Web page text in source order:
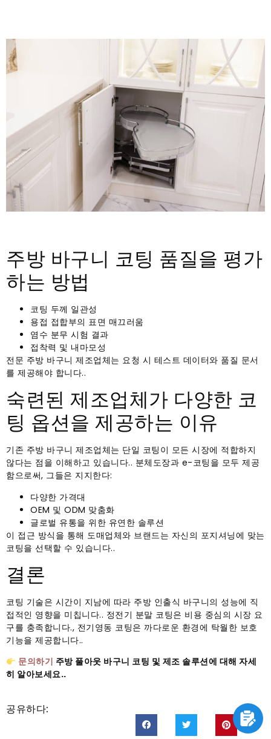
주방 바구니 코팅 품질을 평가
하는 방법
코팅 두께 일관성
용접 접합부의 표면 매끄러움
염수 분무 시험 결과
접착력 및 내마모성
전문 주방 바구니 제조업체는 요청 시 테스트 데이터와 품질 문서
를 ​​제공해야 합니다..
숙련된 제조업체가 다양한 코
팅 옵션을 제공하는 이유
기존 주방 바구니 제조업체는 단일 코팅이 모든 시장에 적합하지
않다는 점을 이해하고 있습니다.. 분체도장과 e-코팅을 모두 제공
함으로써, 그들은 지지한다:
다양한 가격대
OEM 및 ODM 맞춤화
글로벌 유통을 위한 유연한 솔루션
이 접근 방식을 통해 도매업체와 브랜드는 자신의 포지셔닝에 맞는
코팅을 선택할 수 있습니다..
결론
코팅 기술은 시간이 지남에 따라 주방 인출식 바구니의 성능에 직
접적인 영향을 미칩니다.. 정전기 분말 코팅은 비용 중심의 시장 요
구를 충족합니다., 전기영동 코팅은 까다로운 환경에 탁월한 보호
기능을 제공합니다..
문의하기 주방 풀아웃 바구니 코팅 및 제조 솔루션에 대해 자세
히 알아보세요..
공유하다: